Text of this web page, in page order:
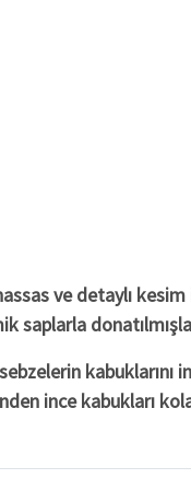
ve detaylı
saplarla
ince kabukları